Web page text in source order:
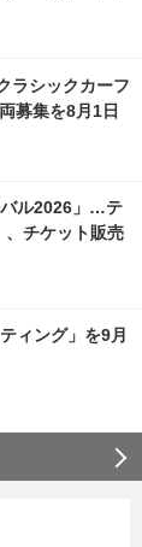
ラシックカーフ
募集を8月1日
バル2026」…テ
、チケット販売
ィング」を9月